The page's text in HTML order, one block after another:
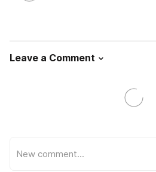
Leave a Comment